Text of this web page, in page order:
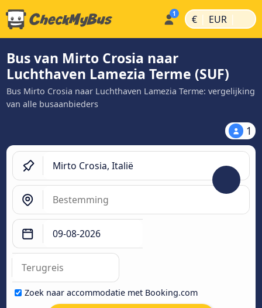
€ | EUR |
Bus van Mirto Crosia naar
Luchthaven Lamezia Terme (SUF)
Bus Mirto Crosia naar Luchthaven Lamezia Terme: vergelijking
van alle busaanbieders
1
Zoek naar accommodatie met Booking.com